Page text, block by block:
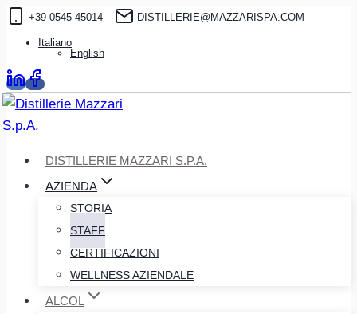
Salta
contenuto
+39 0545 45014 DISTILLERIE@MAZZARISPA.COM
Italiano
English
DISTILLERIE MAZZARI S.P.A.
AZIENDA
STORIA
STAFF
CERTIFICAZIONI
WELLNESS AZIENDALE
ALCOL